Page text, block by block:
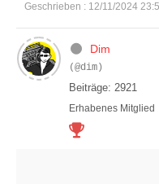
Geschrieben : 12/11/2024
Dim
(@dim)
Beiträge: 2921
Erhabenes Mitglied